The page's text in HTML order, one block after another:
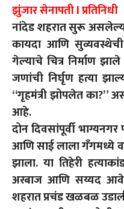
झुंजार सेनापती l प्रतिनिधी
नांदेड शहरात सुरू
कायदा आणि
गेल्याचे चित्र निर्माण
जणांची निर्घृण हत्या
“गृहमंत्री झोपलेत का?”
आहे.
दोन दिवसांपूर्वी
आणि साई लाला गँगमध्ये
झाला. या तिहेरी
अरबाज आणि सय्यद
शहरात प्रचंड खळबळ